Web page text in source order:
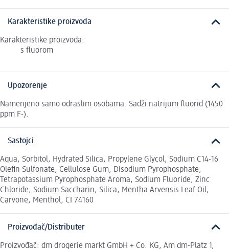
Karakteristike proizvoda
Karakteristike proizvoda:
s fluorom
Upozorenje
Namenjeno samo odraslim osobama. Sadži natrijum fluorid (1450
ppm F-).
Sastojci
Aqua, Sorbitol, Hydrated Silica, Propylene Glycol, Sodium C14-16
Olefin Sulfonate, Cellulose Gum, Disodium Pyrophosphate,
Tetrapotassium Pyrophosphate Aroma, Sodium Fluoride, Zinc
Chloride, Sodium Saccharin, Silica, Mentha Arvensis Leaf Oil,
Carvone, Menthol, CI 74160
Proizvođač/Distributer
Proizvođač: dm drogerie markt GmbH + Co. KG, Am dm-Platz 1,